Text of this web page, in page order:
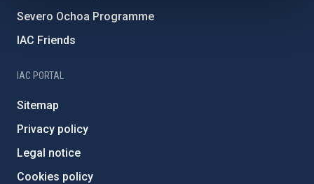
Severo Ochoa Programme
IAC Friends
IAC PORTAL
Sitemap
Privacy policy
Legal notice
Cookies policy